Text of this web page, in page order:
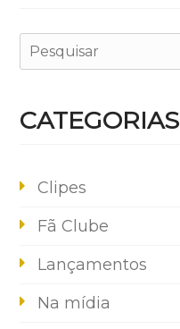
CATEGORIAS
Clipes
Fã Clube
Lançamentos
Na mídia